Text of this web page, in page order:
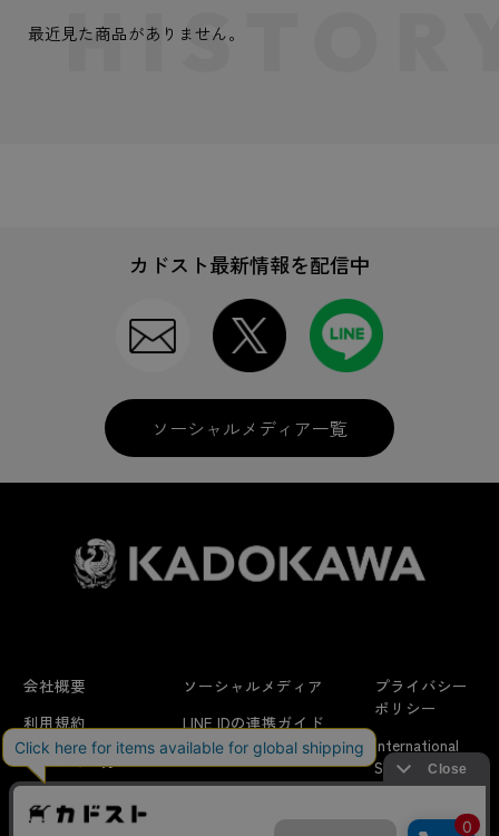
最近見た商品がありません。
カドスト最新情報を配信中
ソーシャルメディア一覧
会社概要
利用規約
はじめての方へ
ソーシャルメディア
LINE IDの連携ガイド
FAQ
プライバシー
ポリシー
International
Shipping
リクエスト
当サイトでは利用体験の向上およびコンテンツの最適な提供、ト